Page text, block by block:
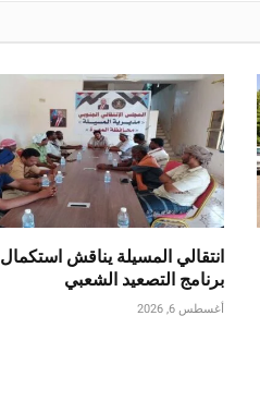
انتقالي المسيلة يناقش استكمال
برنامج التصعيد الشعبي
أغسطس 6, 2026